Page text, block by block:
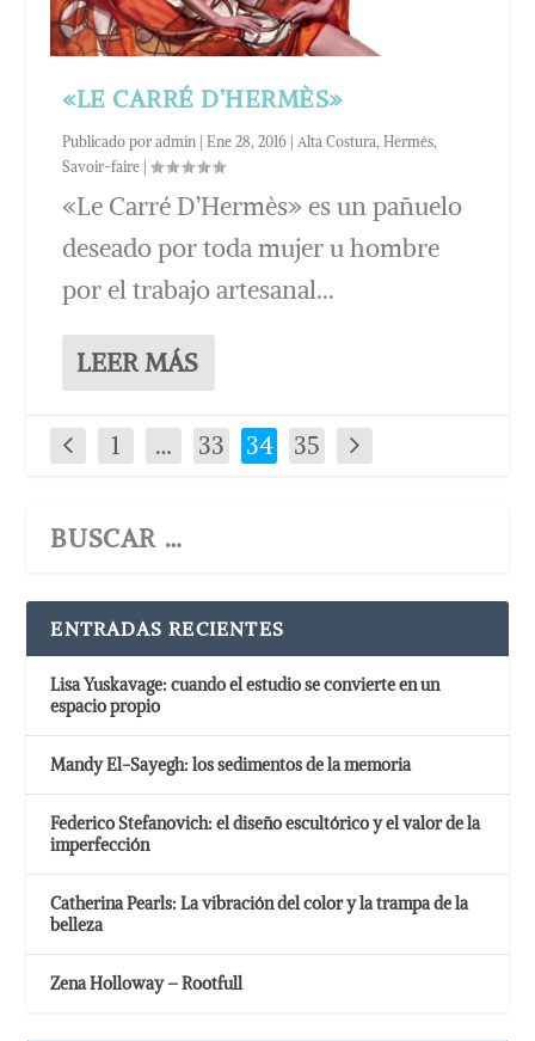
«LE CARRÉ D’HERMÈS»
Publicado poradmin |Ene 28, 2016 | Alta Costura,Hermès,
Savoir-faire |
«Le Carré D’Hermès» es un pañuelo
deseado por toda mujer u hombre
por el trabajo artesanal...
LEER MÁS
1 … 33 34 35
ENTRADAS RECIENTES
Lisa Yuskavage: cuando el estudio se convierte en un
espacio propio
Mandy El-Sayegh: los sedimentos de la memoria
Federico Stefanovich: el diseño escultórico y el valor de la
imperfección
Catherina Pearls: La vibración del color y la trampa de la
belleza
Zena Holloway – Rootfull